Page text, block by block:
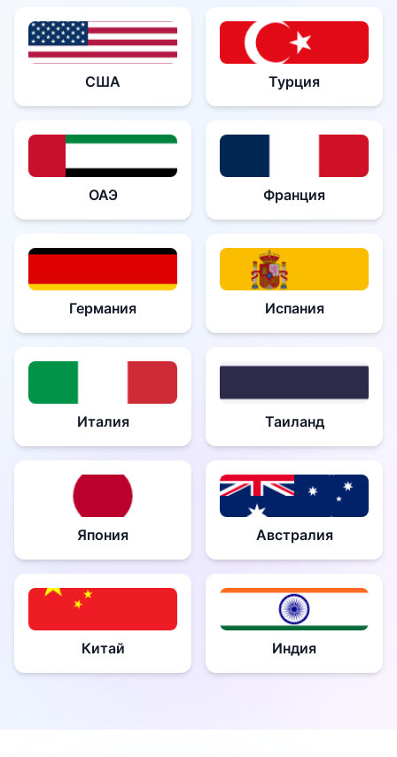
США Турция
ОАЭ Франция
Германия Испания
Италия Таиланд
Япония Австралия
Китай Индия